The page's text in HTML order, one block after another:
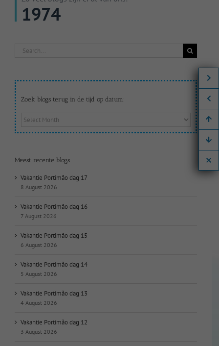
1974
Search
Zoek blogs terug in de tijd op datum:
Zoek
op
datum:
Meest recente blogs
Vakantie Portimão dag 17
8 August 2026
Vakantie Portimão dag 16
7 August 2026
Vakantie Portimão dag 15
6 August 2026
Vakantie Portimão dag 14
5 August 2026
Vakantie Portimão dag 13
4 August 2026
Vakantie Portimão dag 12
3 August 2026